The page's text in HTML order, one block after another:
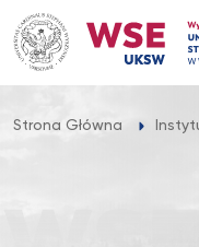
Przejdź
do
treści
Strona Główna